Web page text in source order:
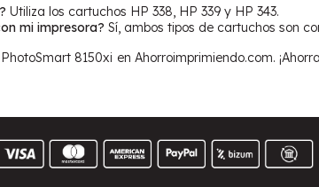
Utiliza los cartuchos HP 338, HP 339 y HP 343.
mi impresora? Sí, ambos tipos de cartuchos son
8150xi en Ahorroimprimiendo.com.